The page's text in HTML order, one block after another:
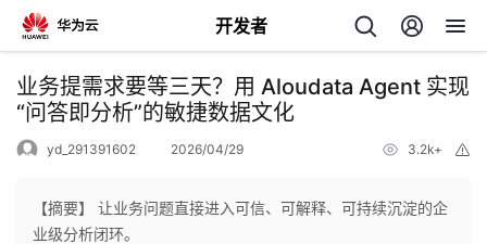
开发者
返
回
业务提需求要等三天？用 Aloudata Agent 实现
“问答即分析”的敏捷数据文化
yd_291391602 2026/04/29 3.2k+
【摘要】 让业务问题直接进入可信、可解释、可持续沉淀的企
业级分析闭环。